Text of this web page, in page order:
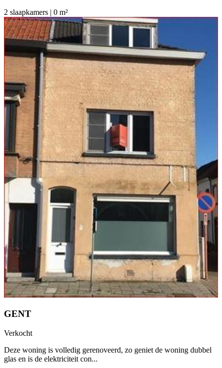
2 slaapkamers | 0 m²
GENT
Verkocht
Deze woning is volledig gerenoveerd, zo geniet de woning dubbel
glas en is de elektriciteit con...